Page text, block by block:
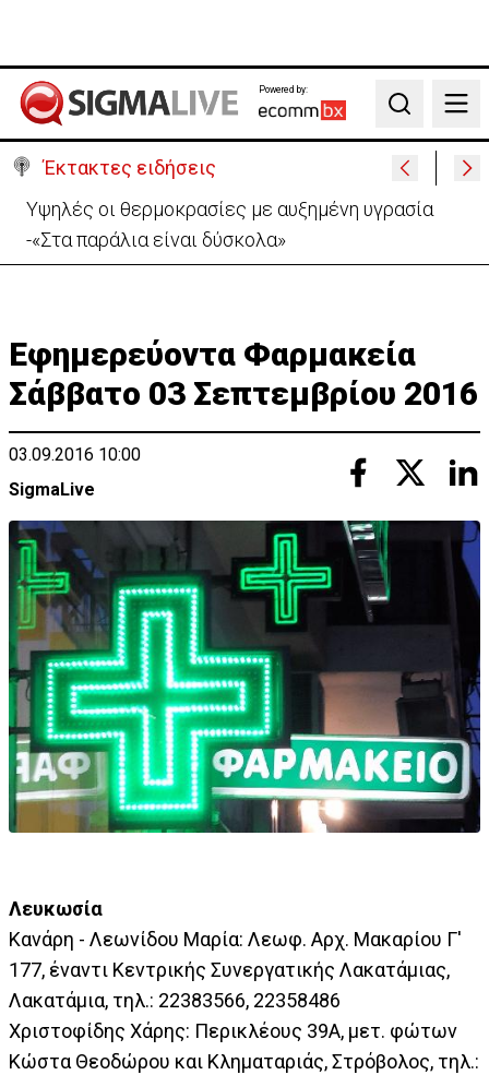
Powered by:
Search
Έκτακτες ειδήσεις
Ιταλία-Ισπανία: Στα άκρα η διπλωματική κόντρα για
το Σένγκεν
Εφημερεύοντα Φαρμακεία
Σάββατο 03 Σεπτεμβρίου 2016
03.09.2016 10:00
SigmaLive
Λευκωσία
Κανάρη - Λεωνίδου Μαρία: Λεωφ. Αρχ. Μακαρίου Γ'
177, έναντι Κεντρικής Συνεργατικής Λακατάμιας,
Λακατάμια, τηλ.: 22383566, 22358486
Χριστοφίδης Χάρης: Περικλέους 39Α, μετ. φώτων
Κώστα Θεοδώρου και Κληματαριάς, Στρόβολος, τηλ.: